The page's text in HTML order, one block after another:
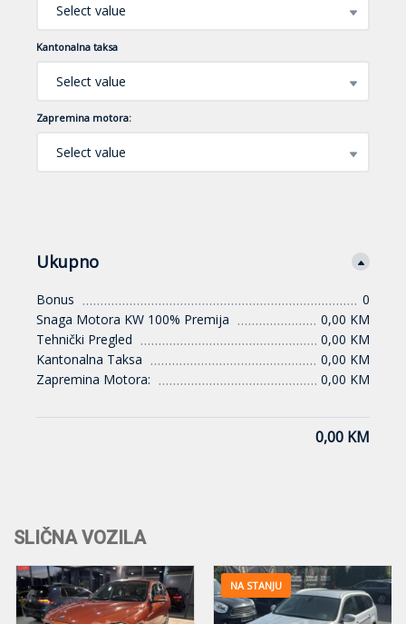
Select value
Kantonalna taksa
Select value
Zapremina motora:
Select value
Ukupno
Bonus
0
Snaga Motora KW 100% Premija
0,00 KM
Tehnički Pregled
0,00 KM
Kantonalna Taksa
0,00 KM
Zapremina Motora:
0,00 KM
0,00 KM
SLIČNA VOZILA
NA STANJU